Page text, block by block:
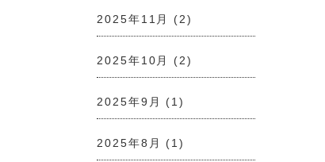
2025年11月 (2)
2025年10月 (2)
2025年9月 (1)
2025年8月 (1)